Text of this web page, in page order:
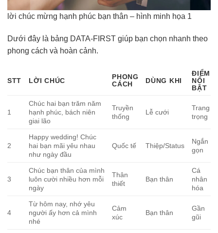
lời chúc mừng hạnh phúc bạn thân – hình minh họa 1
Dưới đây là bảng DATA-FIRST giúp bạn chọn nhanh theo
phong cách và hoàn cảnh.
STT LỜI CHÚC
PHONG
CÁCH
DÙNG KHI
ĐIỂM
NỔI
BẬT
1
Chúc hai bạn trăm năm
hạnh phúc, bách niên
giai lão
Truyền
thống
Lễ cưới
Trang
trọng
2
Happy wedding! Chúc
hai bạn mãi yêu nhau
như ngày đầu
Quốc tế Thiệp/Status
Ngắn
gọn
3
Chúc bạn thân của mình
luôn cười nhiều hơn mỗi
ngày
Thân
thiết
Bạn thân
Cá
nhân
hóa
4
Từ hôm nay, nhớ yêu
người ấy hơn cả mình
nhé
Cảm
xúc
Bạn thân
Gần
gũi